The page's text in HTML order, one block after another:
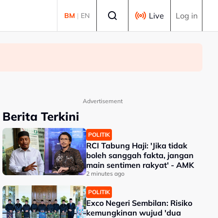
BM | EN Live Log in
Advertisement
Berita Terkini
POLITIK
RCI Tabung Haji: 'Jika tidak
boleh sanggah fakta, jangan
main sentimen rakyat' - AMK
2 minutes ago
POLITIK
Exco Negeri Sembilan: Risiko
kemungkinan wujud 'dua